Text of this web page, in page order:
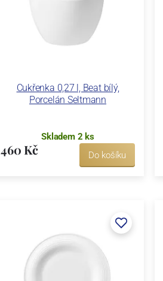
Cukřenka 0,27 l, Beat bílý,
Porcelán Seltmann
Skladem 2 ks
460 Kč Do košíku